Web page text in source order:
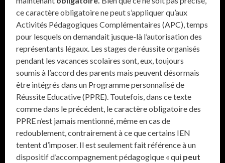
ce caractère obligatoire ne peut s’appliquer qu’aux
Activités Pédagogiques Complémentaires (APC), temps
pour lesquels on demandait jusque-là l’autorisation des
représentants légaux. Les stages de réussite organisés
pendant les vacances scolaires sont, eux, toujours
soumis à l’accord des parents mais peuvent désormais
être intégrés dans un Programme personnalisé de
Réussite Educative (PPRE). Toutefois, dans ce texte
comme dans le précédent, le caractère obligatoire des
PPRE n’est jamais mentionné, même en cas de
redoublement, contrairement à ce que certains IEN
tentent d’imposer. Il est seulement fait référence à un
dispositif d’accompagnement pédagogique « qui peut